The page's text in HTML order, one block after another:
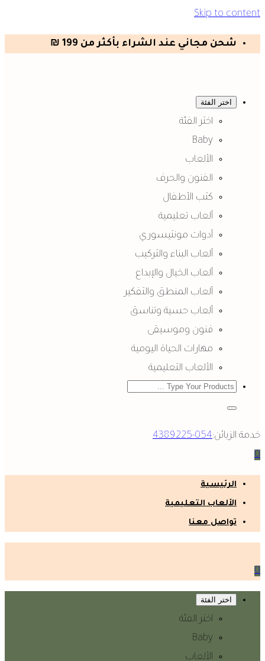
Skip to content
شحن مجاني عند الشراء بأكثر من 199 ₪
اختر الفئة
اختر الفئة
Baby
الألعاب
الفنون والحرف
كتب الأطفال
ألعاب تعليمية
أدوات مونتيسوري
ألعاب البناء والتركيب
ألعاب الخيال والإبداع
ألعاب المنطق والتفكير
ألعاب حسية وتناسق
فنون وموسيقى
مهارات الحياة اليومية
الألعاب التعليمية
خدمة الزبائن:054-4389225
0
الرئيسية
الألعاب التعليمية
تواصل معنا
0
اختر الفئة
اختر الفئة
Baby
الألعاب